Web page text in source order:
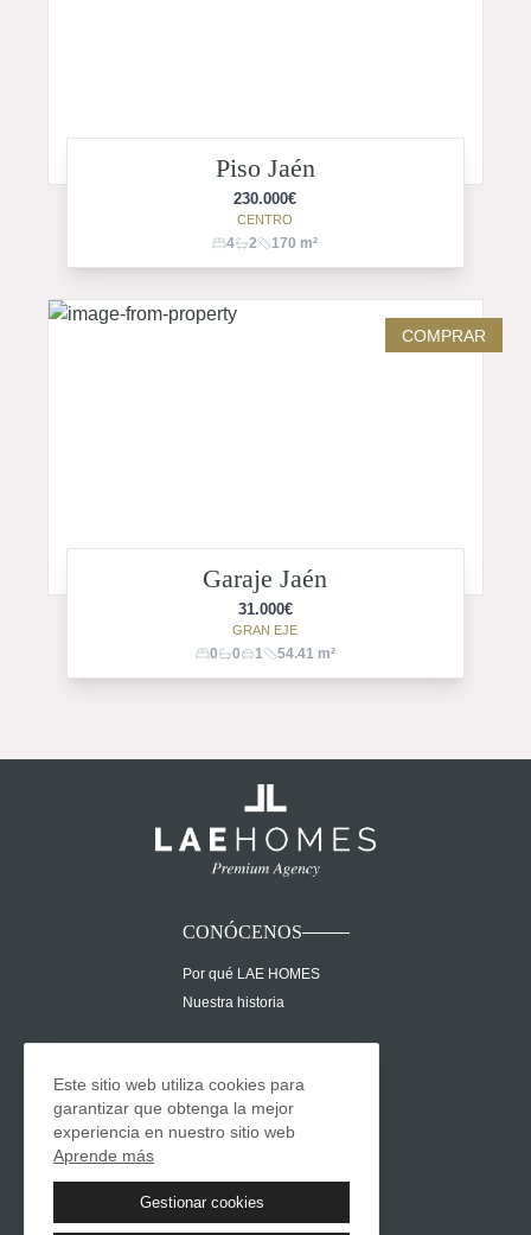
Este sitio web utiliza cookies para
garantizar que obtenga la mejor
experiencia en nuestro sitio web
Aprende más
Gestionar cookies
Piso Jaén
230.000€
CENTRO
4 2 170 m²
COMPRAR
Garaje Jaén
31.000€
GRAN EJE
0 0 1 54.41m²
CONÓCENOS
Por qué LAE HOMES
Nuestra historia
Comprar
Alquilar
CONTACTO